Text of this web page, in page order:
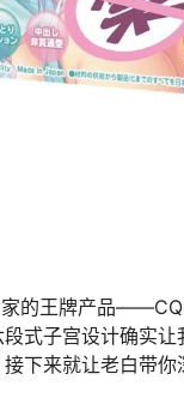
的王牌产品
式子宫设计确实
下来就让老白带你